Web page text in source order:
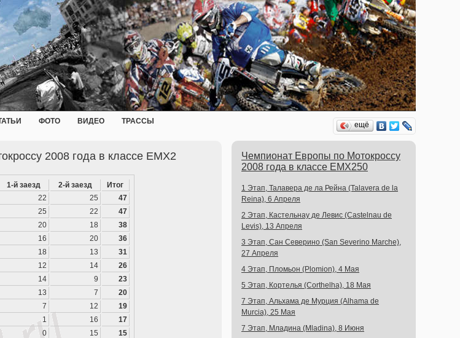
ФОТО ВИДЕО ТРАССЫ ещё
2008 года в классе EMX2
1-й заезд 2-й заезд
Итог
22 25
47
25 22
47
20 18
38
16 20
36
18 13
31
12 14
26
14 9
23
13 7
20
7 12
19
1 16
17
0 15
15
Чемпионат Европы по Мотокроссу
2008 года в классе EMX250
1 Этап, Талавера де ла Рейна (Talavera de la
Reina), 6 Апреля
2 Этап, Кастельнау де Левис (Castelnau de
Levis), 13 Апреля
3 Этап, Сан Северино (San Severino Marche),
27 Апреля
4 Этап, Пломьон (Plomion), 4 Мая
5 Этап, Кортелья (Corthelha), 18 Мая
7 Этап, Альхама де Мурция (Alhama de
Murcia), 25 Мая
7 Этап, Младина (Mladina), 8 Июня